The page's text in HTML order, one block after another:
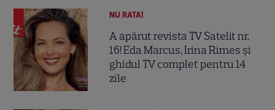
NU RATA!
A apărut revista TV Satelit nr.
16! Eda Marcus, Irina Rimes și
ghidul TV complet pentru 14
zile